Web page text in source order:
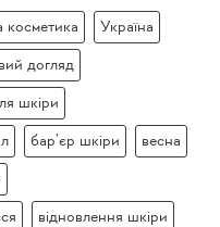
косметика Україна
догляд
шкіри
бар’єр шкіри весна
відновлення шкіри